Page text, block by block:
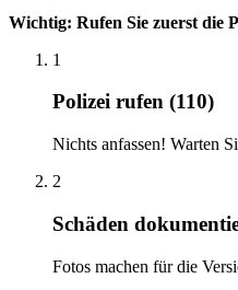
Wichtig: Rufen Sie zuerst die
1
Polizei rufen (110)
Nichts anfassen! Warten
2
Schäden
Fotos machen für die